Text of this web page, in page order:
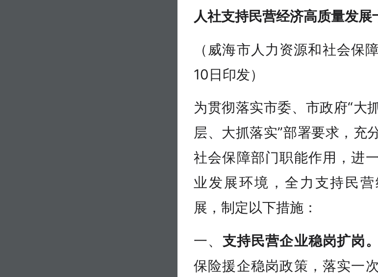
人社支持民营经济高质量发展
（威海市人力资源和社会保
10日印发）
为贯彻落实市委、市政府“大
层、大抓落实”部署要求，充
社会保障部门职能作用，进
业发展环境，全力支持民
展，制定以下措施：
一、 支持民营企业稳岗扩岗。
保险援企稳岗政策，落实一